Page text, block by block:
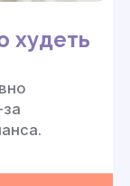
худеть